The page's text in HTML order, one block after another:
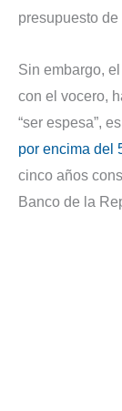
presupuesto de
Sin embargo,
con el vocero,
“ser espesa”,
por encima del
cinco años
Banco de la